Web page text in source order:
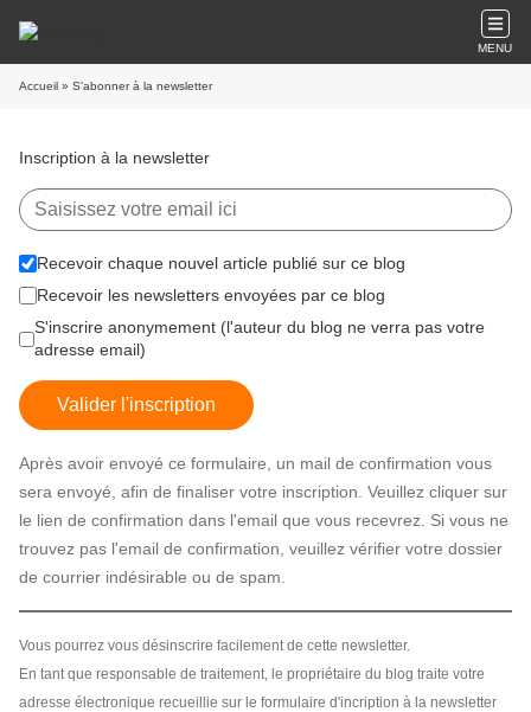
MENU
Accueil » S'abonner à la newsletter
Inscription à la newsletter
Recevoir chaque nouvel article publié sur ce blog
Recevoir les newsletters envoyées par ce blog
S'inscrire anonymement (l'auteur du blog ne verra pas votre
adresse email)
Valider l'inscription
Après avoir envoyé ce formulaire, un mail de confirmation vous
sera envoyé, afin de finaliser votre inscription. Veuillez cliquer sur
le lien de confirmation dans l'email que vous recevrez. Si vous ne
trouvez pas l'email de confirmation, veuillez vérifier votre dossier
de courrier indésirable ou de spam.
Vous pourrez vous désinscrire facilement de cette newsletter.
En tant que responsable de traitement, le propriétaire du blog traite votre
adresse électronique recueillie sur le formulaire d'incription à la newsletter